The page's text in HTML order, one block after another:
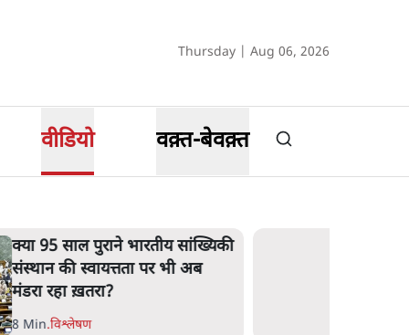
Thursday | Aug 06, 2026
वीडियो वक़्त-बेवक़्त
क्या 95 साल पुराने भारतीय सांख्यिकी
संस्थान की स्वायत्तता पर भी अब
मंडरा रहा ख़तरा?
8 Min.विश्लेषण